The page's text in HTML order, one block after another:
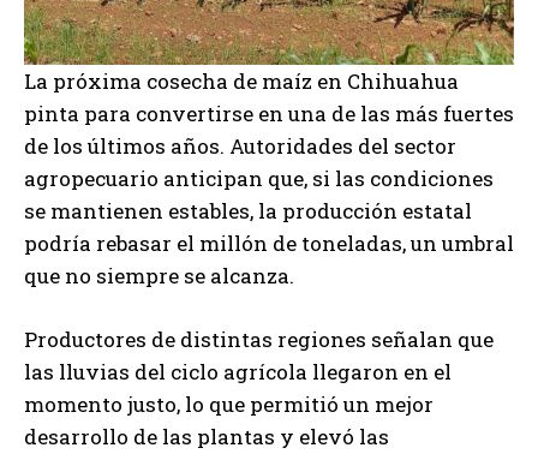
La próxima cosecha de maíz en Chihuahua
pinta para convertirse en una de las más fuertes
de los últimos años. Autoridades del sector
agropecuario anticipan que, si las condiciones
se mantienen estables, la producción estatal
podría rebasar el millón de toneladas, un umbral
que no siempre se alcanza.
Productores de distintas regiones señalan que
las lluvias del ciclo agrícola llegaron en el
momento justo, lo que permitió un mejor
desarrollo de las plantas y elevó las